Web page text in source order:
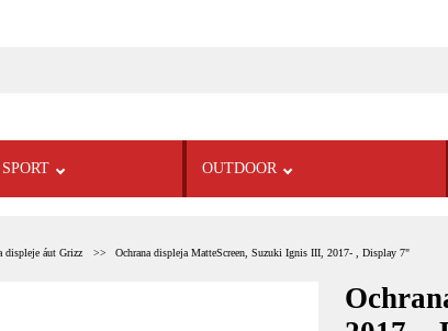
SPORT OUTDOOR
displeje áut Grizz Ochrana displeja MatteScreen, Suzuki Ignis III, 2017- , Display 7"